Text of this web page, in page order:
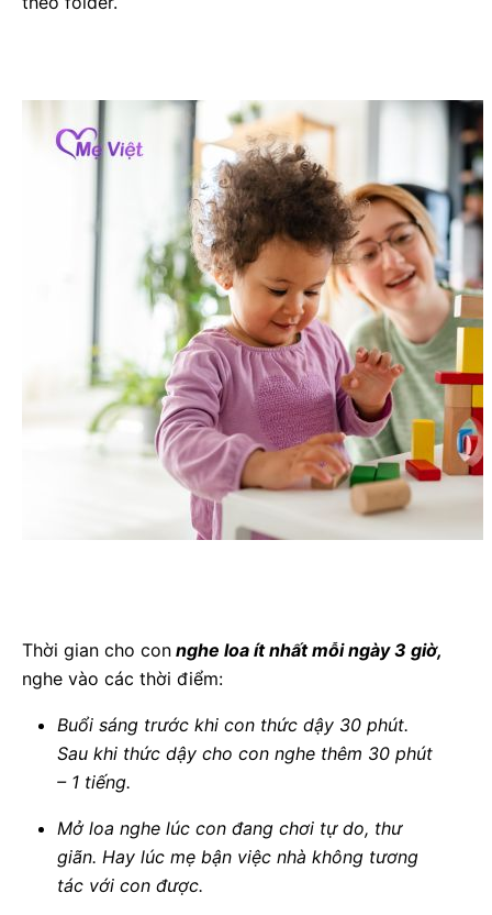
Thời gian cho con nghe loa ít nhất mỗi ngày 3 giờ,
nghe vào các thời điểm:
Buổi sáng trước khi con thức dậy 30 phút.
Sau khi thức dậy cho con nghe thêm 30 phút
– 1 tiếng.
Mở loa nghe lúc con đang chơi tự do, thư
giãn. Hay lúc mẹ bận việc nhà không tương
tác với con được.